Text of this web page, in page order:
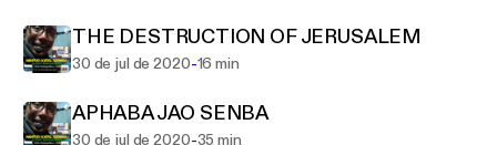
THE DESTRUCTION OF JERUSALEM
30 de jul de 2020-16 min
APHABA JAO SENBA
30 de jul de 2020-35 min